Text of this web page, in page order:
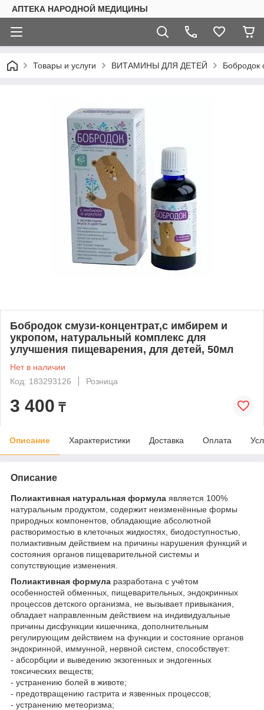
АПТЕКА НАРОДНОЙ МЕДИЦИНЫ
Товары и услуги ВИТАМИНЫ ДЛЯ ДЕТЕЙ Бобродок
Бобродок смузи-концентрат,с имбирем и
укропом, натуральный комплекс для
улучшения пищеварения, для детей, 50мл
Нет в наличии
Код: 183293126
Розница
3 400 ₸
Описание Характеристики Доставка Оплата
Описание
Полиактивная натуральная формула является 100%
натуральным продуктом, содержит неизменённые формы
природных компонентов, обладающие абсолютной
растворимостью в клеточных жидкостях, биодоступностью,
полиактивным действием на причины нарушения функций и
состояния органов пищеварительной системы и
сопутствующие изменения.
Полиактивная формула разработана с учётом
особенностей обменных, пищеварительных, эндокринных
процессов детского организма, не вызывает привыкания,
обладает направленным действием на индивидуальные
причины дисфункции кишечника, дополнительным
регулирующим действием на функции и состояние органов
эндокринной, иммунной, нервной систем, способствует:
- абсорбции и выведению экзогенных и эндогенных
токсических веществ;
- устранению болей в животе;
- предотвращению гастрита и язвенных процессов;
- устранению метеоризма;